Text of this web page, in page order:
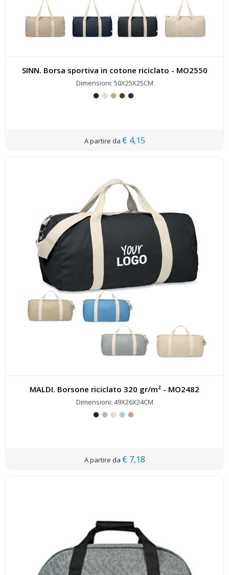
SINN. Borsa sportiva in cotone riciclato - MO2550
Dimensioni: 50X25X25CM
€ 4,15
MALDI. Borsone riciclato 320 gr/m² - MO2482
Dimensioni: 49X26X24CM
€ 7,18